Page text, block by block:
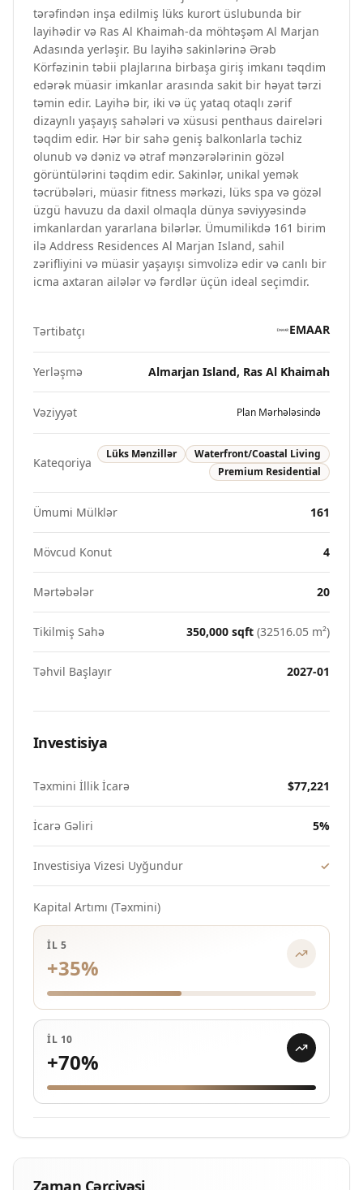
tərəfindən inşa edilmiş lüks kurort üslubunda bir
layihədir və Ras Al Khaimah-da möhtəşəm Al Marjan
Adasında yerləşir. Bu layihə sakinlərinə Ərəb
Körfəzinin təbii plajlarına birbaşa giriş imkanı təqdim
edərək müasir imkanlar arasında sakit bir həyat tərzi
təmin edir. Layihə bir, iki və üç yataq otaqlı zərif
dizaynlı yaşayış sahələri və xüsusi penthaus daireləri
təqdim edir. Hər bir sahə geniş balkonlarla təchiz
olunub və dəniz və ətraf mənzərələrinin gözəl
görüntülərini təqdim edir. Sakinlər, unikal yemək
təcrübələri, müasir fitness mərkəzi, lüks spa və gözəl
üzgü havuzu da daxil olmaqla dünya səviyyəsində
imkanlardan yararlana bilərlər. Ümumilikdə 161 birim
ilə Address Residences Al Marjan Island, sahil
zərifliyini və müasir yaşayışı simvolizə edir və canlı bir
icma axtaran ailələr və fərdlər üçün ideal seçimdir.
Tərtibatçı EMAAR
Yerləşmə Almarjan Island, Ras Al Khaimah
Vəziyyət Plan Mərhələsində
Kateqoriya
Lüks Mənzillər
Waterfront/Coastal Living
Premium Residential
Ümumi Mülklər 161
Mövcud Konut 4
Mərtəbələr 20
Tikilmiş Sahə 350,000 sqft (32516.05 m²)
Təhvil Başlayır 2027-01
Investisiya
Təxmini İllik İcarə $77,221
İcarə Gəliri 5%
Investisiya Vizesi Uyğundur ✓
Kapital Artımı (Təxmini)
İL 5
+35%
İL 10
+70%
Zaman Çərçivəsi